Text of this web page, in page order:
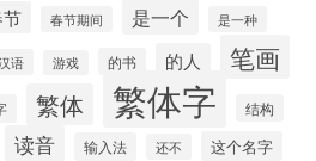
春节期间 是一个 是一种
语 游戏 的书 的人 笔画
繁体 繁体字 结构
读音 输入法 还不 这个名字